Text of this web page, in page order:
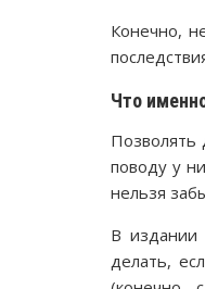
Конечно,
Что
Позволять
поводу у
нельзя
В издании
делать,